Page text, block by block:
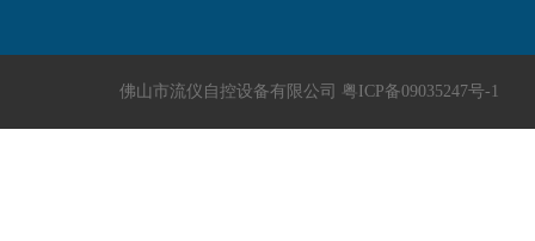
佛山市流仪自控设备有限公司 粤ICP备09035247号-1